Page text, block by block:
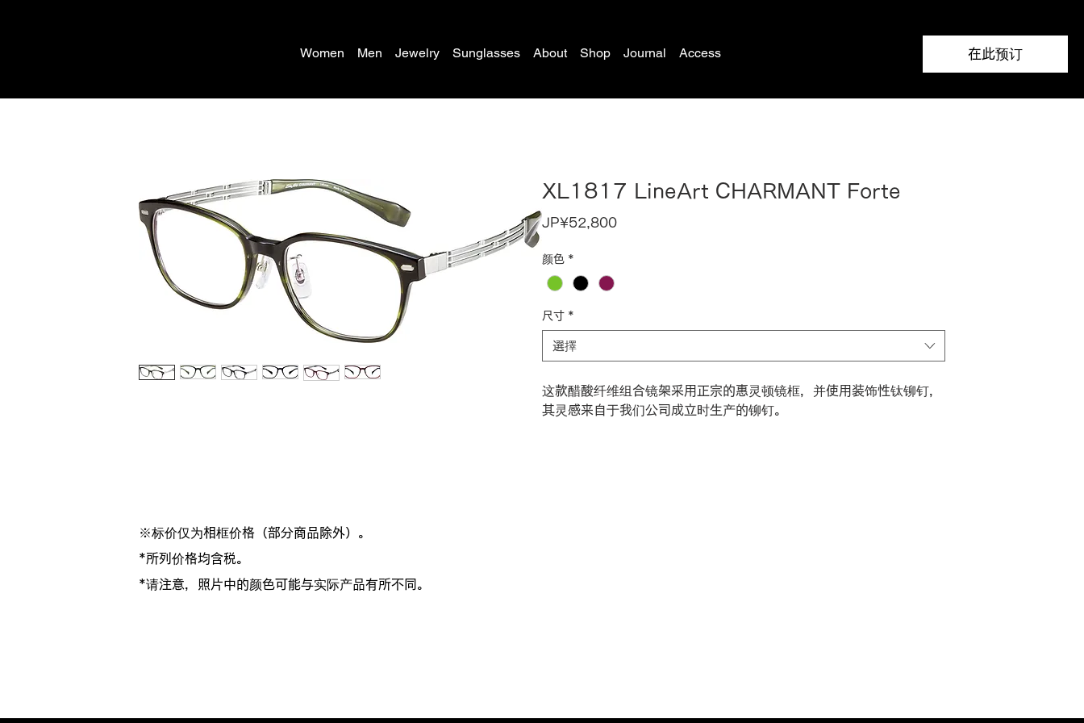
Women Men Jewelry Sunglasses About Shop Journal Access 在此预订
XL1817 LineArt CHARMANT Forte
JP¥52,800價
颜色 *
尺寸 *
選擇
这款醋酸纤维组合镜架采用正宗的惠灵顿镜框，并使用装饰性钛铆钉，
其灵感来自于我们公司成立时生产的铆钉。
※标价仅为相框价格（部分商品除外）。
*所列价格均含税。
*请注意，照片中的颜色可能与实际产品有所不同。